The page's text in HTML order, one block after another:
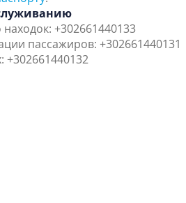
+302661440133
пассажиров: +302661440131